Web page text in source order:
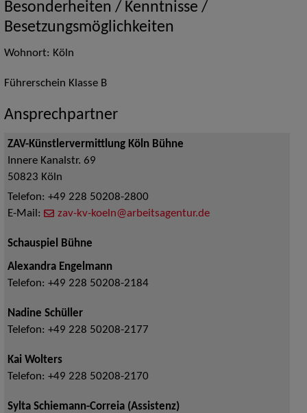
Besonderheiten / Kenntnisse /
Besetzungsmöglichkeiten
Wohnort: Köln
Führerschein Klasse B
Ansprechpartner
ZAV-Künstlervermittlung Köln Bühne
Innere Kanalstr. 69
50823 Köln
Telefon: +49 228 50208-2800
E-Mail:
zav-kv-koeln@arbeitsagentur.de
Schauspiel Bühne
Alexandra Engelmann
Telefon: +49 228 50208-2184
Nadine Schüller
Telefon: +49 228 50208-2177
Kai Wolters
Telefon: +49 228 50208-2170
Sylta Schiemann-Correia (Assistenz)